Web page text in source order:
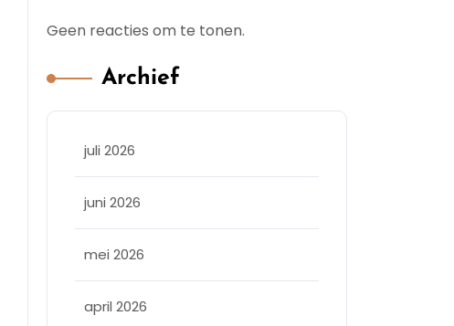
Geen reacties om te tonen.
Archief
juli 2026
juni 2026
mei 2026
april 2026